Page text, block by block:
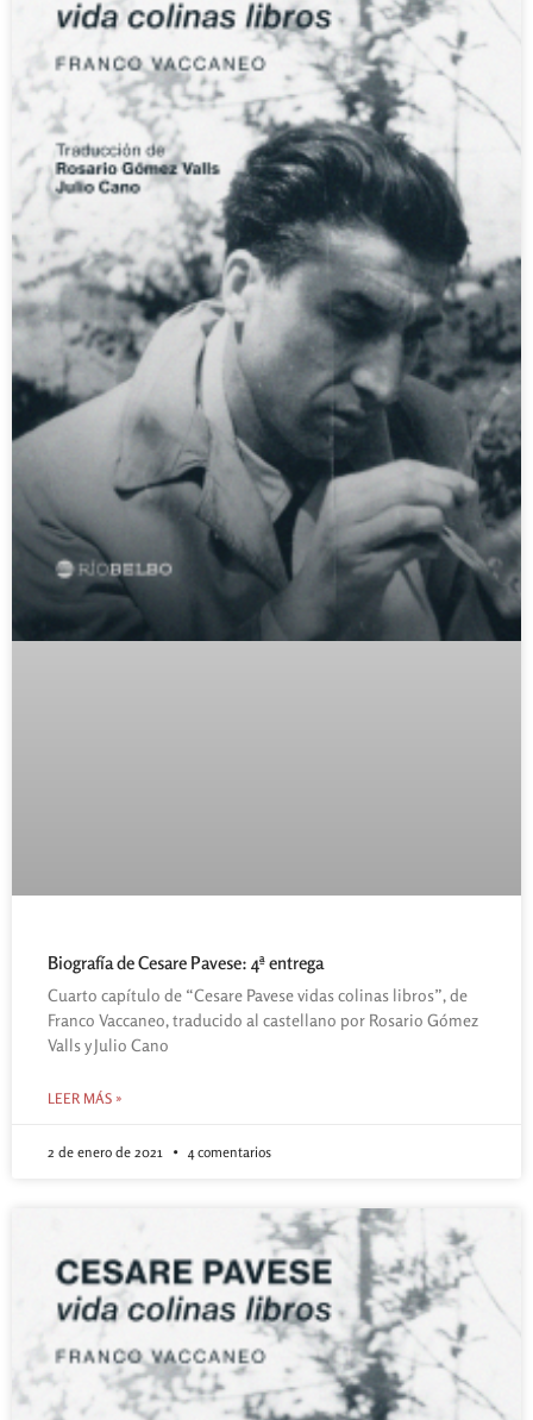
Biografía de Cesare Pavese: 4ª entrega
Cuarto capítulo de “Cesare Pavese vidas colinas libros”, de
Franco Vaccaneo, traducido al castellano por Rosario Gómez
Valls y Julio Cano
LEER MÁS »
2 de enero de 2021 4 comentarios